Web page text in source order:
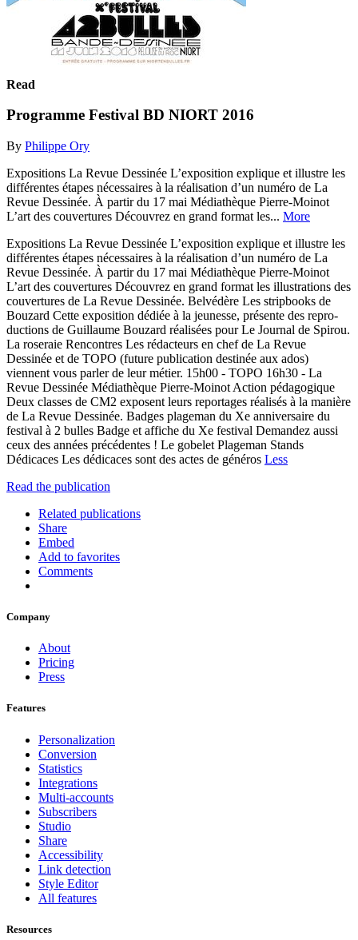
Read
Programme Festival BD NIORT 2016
By Philippe Ory
Expositions La Revue Dessinée L’exposition explique et illustre les
différentes étapes nécessaires à la réalisation d’un numéro de La
Revue Dessinée. À partir du 17 mai Médiathèque Pierre-Moinot
L’art des couvertures Découvrez en grand format les... More
Expositions La Revue Dessinée L’exposition explique et illustre les
différentes étapes nécessaires à la réalisation d’un numéro de La
Revue Dessinée. À partir du 17 mai Médiathèque Pierre-Moinot
L’art des couvertures Découvrez en grand format les illustrations des
couvertures de La Revue Dessinée. Belvédère Les stripbooks de
Bouzard Cette exposition dédiée à la jeunesse, présente des repro-
ductions de Guillaume Bouzard réalisées pour Le Journal de Spirou.
La roseraie Rencontres Les rédacteurs en chef de La Revue
Dessinée et de TOPO (future publication destinée aux ados)
viennent vous parler de leur métier. 15h00 - TOPO 16h30 - La
Revue Dessinée Médiathèque Pierre-Moinot Action pédagogique
Deux classes de CM2 exposent leurs reportages réalisés à la manière
de La Revue Dessinée. Badges plageman du Xe anniversaire du
festival à 2 bulles Badge et affiche du Xe festival Demandez aussi
ceux des années précédentes ! Le gobelet Plageman Stands
Dédicaces Les dédicaces sont des actes de généros Less
Read the publication
Related publications
Share
Embed
Add to favorites
Comments
Company
About
Pricing
Press
Features
Personalization
Conversion
Statistics
Integrations
Multi-accounts
Subscribers
Studio
Share
Accessibility
Link detection
Style Editor
All features
Resources